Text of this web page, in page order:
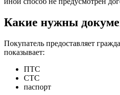
Какие нужны
Покупатель предоставляет
показывает:
ПТС
СТС
паспорт